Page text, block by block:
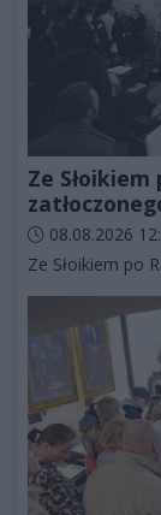
Ze
Data dodania
08.08.2026
Kategorie
Ze Słoikiem po